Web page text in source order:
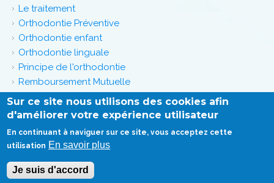
Le traitement
Orthodontie Préventive
Orthodontie enfant
Orthodontie linguale
Principe de l'orthodontie
Remboursement Mutuelle
Trucs et Astuces - Orthodontie
Vidéos Orthodontie
Honoraires-Mentions légales
site web du cabinet dentaire créé par
Sur ce site nous utilisons des cookies afin
d'améliorer votre expérience utilisateur
En continuant à naviguer sur ce site, vous acceptez cette
utilisation En savoir plus
Je suis d'accord